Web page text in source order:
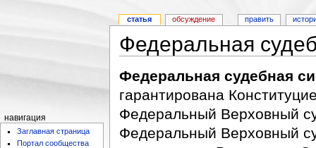
Федеральная
Федеральная судебная
гарантирована
Федеральный Верховный
Федеральный Верховный
статья обсуждение править
навигация
Заглавная страница
Портал сообщества